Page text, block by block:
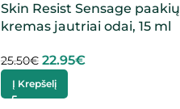
Skin Resist Sensage paakių
kremas jautriai odai, 15 ml
25.50€ 22.95€
Į Krepšelį